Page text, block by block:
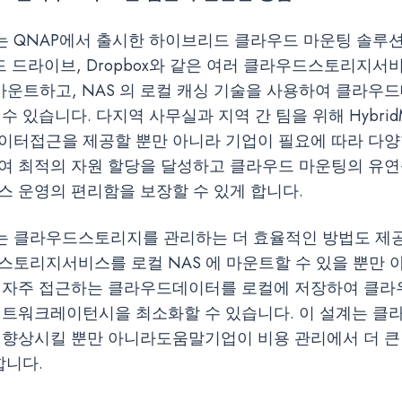
QNAP에서 출시한 하이브리드 클라우드 마운팅 솔루
드라이브, Dropbox와 같은 여러 클라우드스토리지서
운트하고, NAS 의 로컬 캐싱 기술을 사용하여 클라우
있습니다. 다지역 사무실과 지역 간 팀을 위해
터접근을 제공할 뿐만 아니라 기업이 필요에 따라 다
최적의 자원 할당을 달성하고 클라우드 마운팅의 유
운영의 편리함을 보장할 수 있게 합니다.
클라우드스토리지를 관리하는 더 효율적인 방법도 제
토리지서비스를 로컬 NAS 에 마운트할 수 있을 뿐만
주 접근하는 클라우드데이터를 로컬에 저장하여 클
워크레이턴시을 최소화할 수 있습니다. 이 설계는 클
상시킬 뿐만 아니라도움말기업이 비용 관리에서 더
니다.